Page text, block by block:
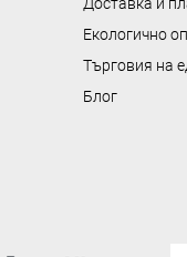
Екологично
Търговия на
Блог